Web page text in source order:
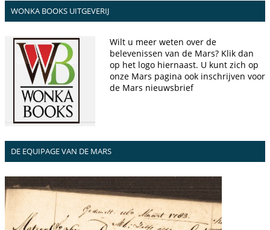
WONKA BOOKS UITGEVERIJ
Wilt u meer weten over de
belevenissen van de Mars? Klik dan
op het logo hiernaast. U kunt zich op
onze Mars pagina ook inschrijven voor
de Mars nieuwsbrief
DE EQUIPAGE VAN DE MARS